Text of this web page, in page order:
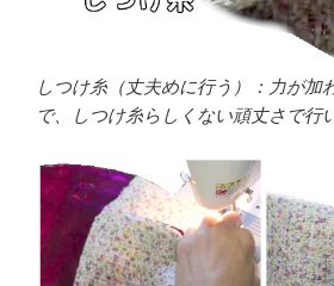
しつけ糸（丈夫めに行う）：力が加
で、しつけ糸らしくない頑丈さで行